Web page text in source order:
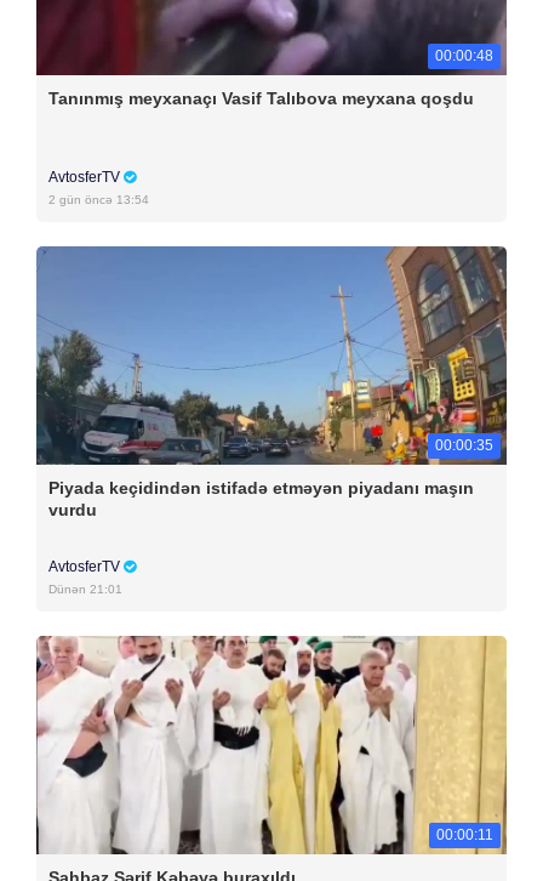
00:00:48
Tanınmış meyxanaçı Vasif Talıbova meyxana qoşdu
AvtosferTV
2 gün öncə 13:54
00:00:35
Piyada keçidindən istifadə etməyən piyadanı maşın
vurdu
AvtosferTV
Dünən 21:01
00:00:11